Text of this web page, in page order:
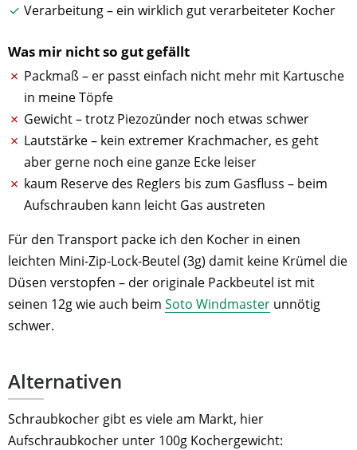
Verarbeitung – ein wirklich gut verarbeiteter Kocher
Was mir nicht so gut gefällt
Packmaß – er passt einfach nicht mehr mit Kartusche
in meine Töpfe
Gewicht – trotz Piezozünder noch etwas schwer
Lautstärke – kein extremer Krachmacher, es geht
aber gerne noch eine ganze Ecke leiser
kaum Reserve des Reglers bis zum Gasfluss – beim
Aufschrauben kann leicht Gas austreten
Für den Transport packe ich den Kocher in einen
leichten Mini-Zip-Lock-Beutel (3g) damit keine Krümel die
Düsen verstopfen – der originale Packbeutel ist mit
seinen 12g wie auch beim Soto Windmaster unnötig
schwer.
Alternativen
Schraubkocher gibt es viele am Markt, hier
Aufschraubkocher unter 100g Kochergewicht: